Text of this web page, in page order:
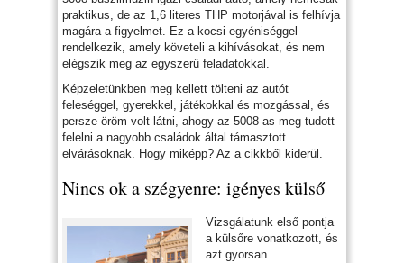
praktikus, de az 1,6 literes THP motorjával is felhívja
magára a figyelmet. Ez a kocsi egyéniséggel
rendelkezik, amely követeli a kihívásokat, és nem
elégszik meg az egyszerű feladatokkal.
Képzeletünkben meg kellett tölteni az autót
feleséggel, gyerekkel, játékokkal és mozgással, és
persze öröm volt látni, ahogy az 5008-as meg tudott
felelni a nagyobb családok által támasztott
elvárásoknak. Hogy miképp? Az a cikkből kiderül.
Nincs ok a szégyenre: igényes külső
Vizsgálatunk első pontja
a külsőre vonatkozott, és
azt gyorsan